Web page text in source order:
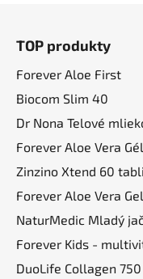
TOP produkty
Forever Aloe First
Biocom Slim 40
Dr Nona Telové
Forever Aloe Vera Gél
Zinzino Xtend 60
Forever Aloe Vera
NaturMedic Mladý
Forever Kids -
DuoLife Collagen